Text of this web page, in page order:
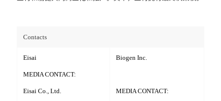
Contacts
Eisai
MEDIA CONTACT:
Eisai Co., Ltd.
Biogen Inc.
MEDIA CONTACT: